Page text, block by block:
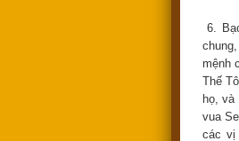
6.
mệnh
Thế
họ,
vua
các vị